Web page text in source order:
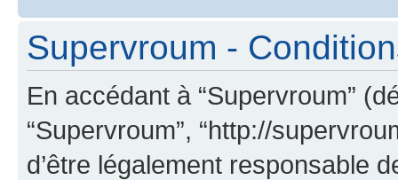
Supervroum -
En accédant à “Supervroum”
“Supervroum”, “http://
d’être légalement responsable